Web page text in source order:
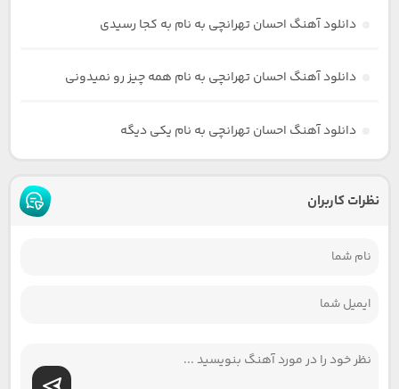
دانلود آهنگ احسان تهرانچی به نام به کجا رسیدی
دانلود آهنگ احسان تهرانچی به نام همه چیز رو نمیدونی
دانلود آهنگ احسان تهرانچی به نام یکی دیگه
نظرات کاربران